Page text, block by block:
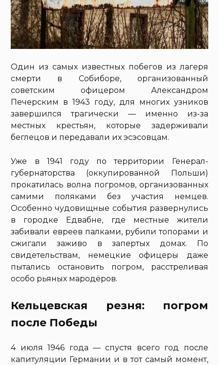
Один из самых известных побегов из лагеря
смерти в Собиборе, организованный
советским офицером Александром
Печерским в 1943 году, для многих узников
завершился трагически — именно из-за
местных крестьян, которые задерживали
беглецов и передавали их эсэсовцам.
Уже в 1941 году по территории Генерал-
губернаторства (оккупированной Польши)
прокатилась волна погромов, организованных
самими поляками без участия немцев.
Особенно чудовищные события развернулись
в городке Едвабне, где местные жители
забивали евреев палками, рубили топорами и
сжигали заживо в запертых домах. По
свидетельствам, немецкие офицеры даже
пытались остановить погром, расстреливая
особо рьяных мародёров.
Кельцевская резня: погром
после Победы
4 июля 1946 года — спустя всего год после
капитуляции Германии и в тот самый момент,